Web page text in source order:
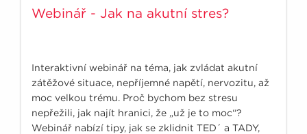
Webinář - Jak na akutní stres?
Interaktivní webinář na téma, jak zvládat akutní
zátěžové situace, nepříjemné napětí, nervozitu, až
moc velkou trému. Proč bychom bez stresu
nepřežili, jak najít hranici, že „už je to moc“?
Webinář nabízí tipy, jak se zklidnit TED´ a TADY,